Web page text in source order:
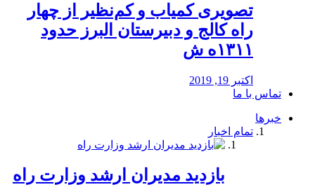
️تصویری کمیاب و کم‌نظیر از چهار
راه كالج و دبيرستان البرز حدود
۱۳۱۱ه ش
اکتبر 19, 2019
تماس با ما
خبرها
تمام اخبار
بازدید مدیران ارشد وزارت راه